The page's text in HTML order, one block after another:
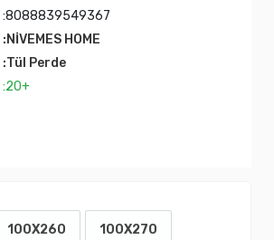
:8088839549367
:NİVEMES HOME
:Tül Perde
:20+
100X260 100X270